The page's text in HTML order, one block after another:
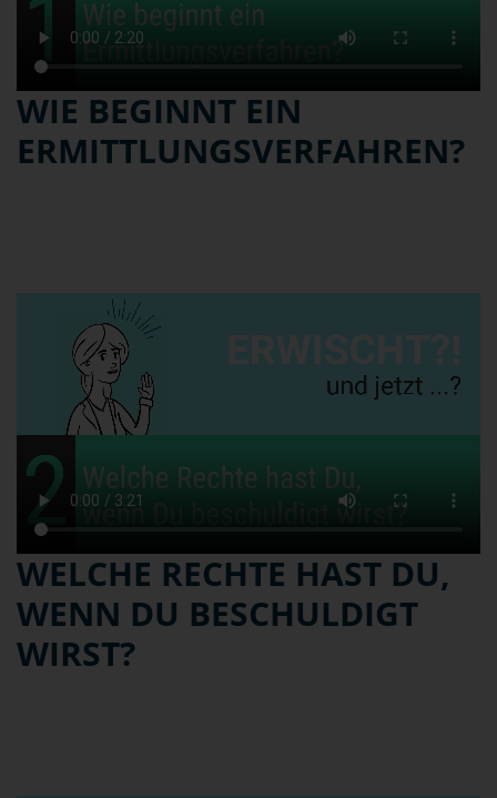
WIE BEGINNT EIN
ERMITTLUNGSVERFAHREN?
WELCHE RECHTE HAST DU,
WENN DU BESCHULDIGT
WIRST?